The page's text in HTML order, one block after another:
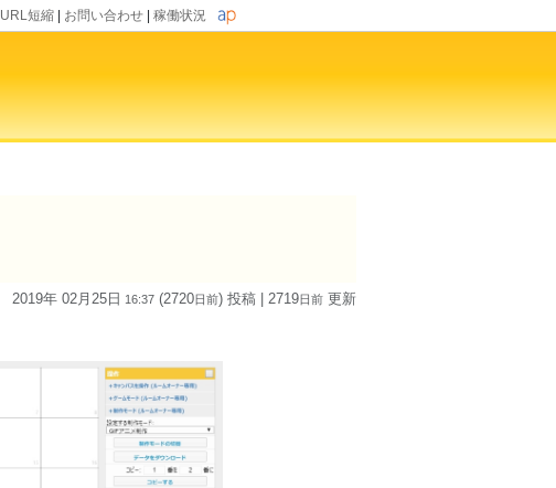
URL短縮 お問い合わせ 稼働状況
2019年 02月25日 16:37 (2720日前) 投稿 | 2719日前 更新